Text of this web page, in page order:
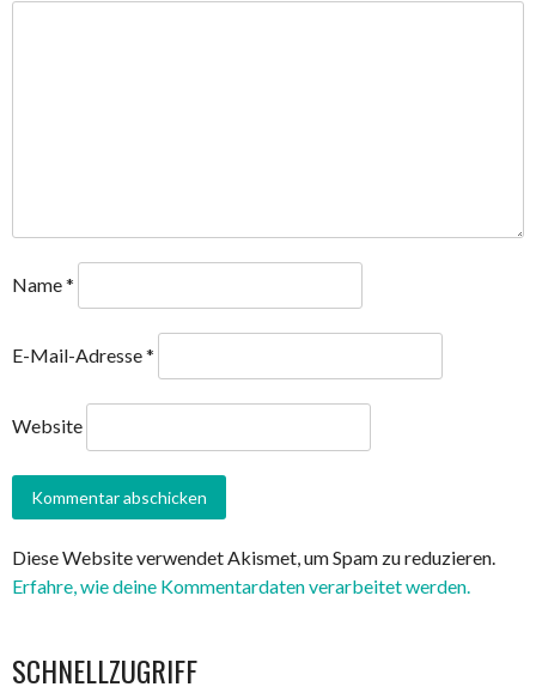
Name*
E-Mail-Adresse*
Website
Diese Website verwendet Akismet, um Spam zu reduzieren.
Erfahre, wie deine Kommentardaten verarbeitet werden.
SCHNELLZUGRIFF